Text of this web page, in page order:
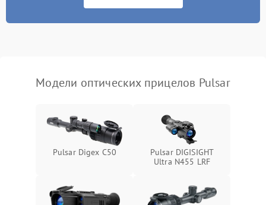
защиты от перегрева
Модели оптических прицелов Pulsar
Pulsar Digex C50
Pulsar DIGISIGHT
Ultra N455 LRF